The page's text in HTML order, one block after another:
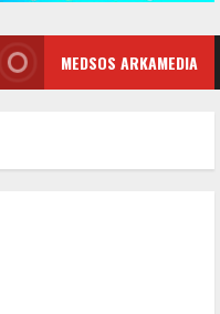
MEDSOS ARKAMEDIA